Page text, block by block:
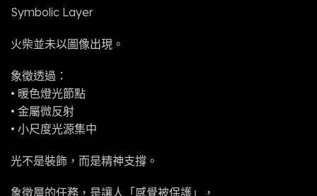
Symbolic Layer
火柴並未以圖像出現。
象徵透過：
• 暖色燈光節點
• 金屬微反射
• 小尺度光源集中
光不是裝飾，而是精神支撐。
象徵層的任務，是讓人「感覺被保護」，